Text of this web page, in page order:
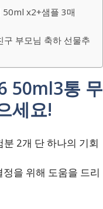
50ml x2+샘플 3매
부모님 축하 선물추
50ml3통 무
세요!
2개 단 하나의 기회
을 위해 도움을 드리